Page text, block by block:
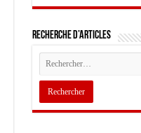
Recherche d’articles